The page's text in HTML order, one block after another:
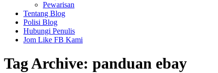
Pewarisan
Tentang Blog
Polisi Blog
Hubungi Penulis
Jom Like FB Kami
Tag Archive: panduan ebay